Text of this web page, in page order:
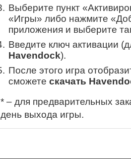
Выберите пункт
«Игры» либо нажмите
приложения и выберите
Введите ключ активации
Havendock).
После этого игра
сможете скачать
* – для предварительных
день выхода игры.